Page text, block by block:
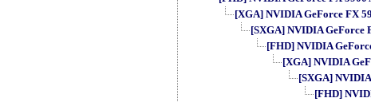
[XGA] NVIDIA GeForce FX
[SXGA] NVIDIA GeForce
[FHD] NVIDIA
[XGA] NVIDIA
[SXGA]
[FHD]